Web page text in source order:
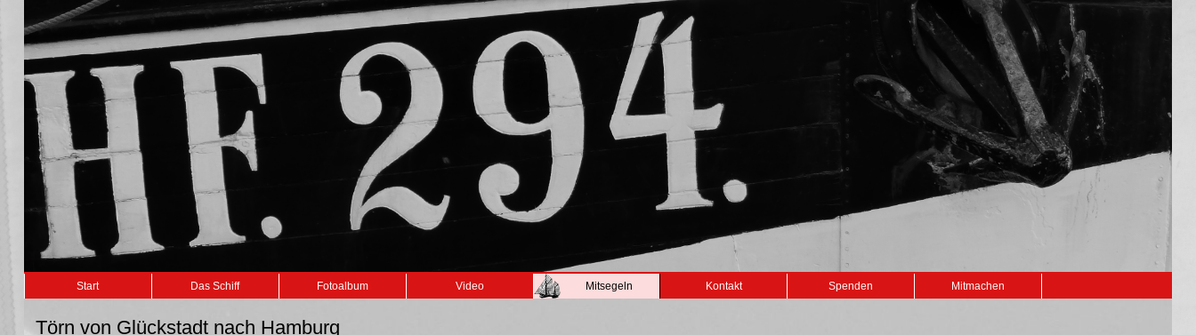
Navigation
überspringen
Start Das Schiff Fotoalbum Video Mitsegeln Kontakt Spenden Mitmachen
Törn von Glückstadt nach Hamburg